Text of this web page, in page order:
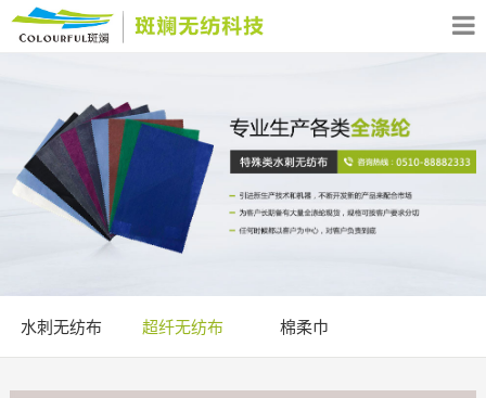
水刺无纺布 超纤无纺布 棉柔巾